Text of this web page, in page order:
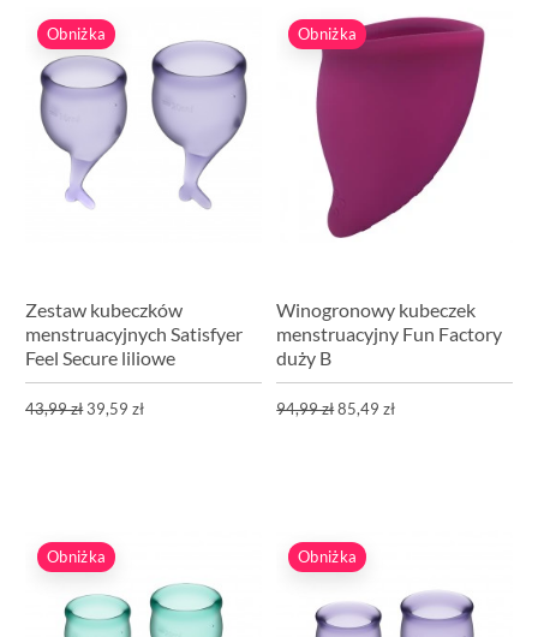
Obniżka
Zestaw kubeczków
menstruacyjnych Satisfyer
Feel Secure liliowe
43,99 zł39,59 zł
Obniżka
Winogronowy kubeczek
menstruacyjny Fun Factory
duży B
94,99 zł85,49 zł
Obniżka Obniżka